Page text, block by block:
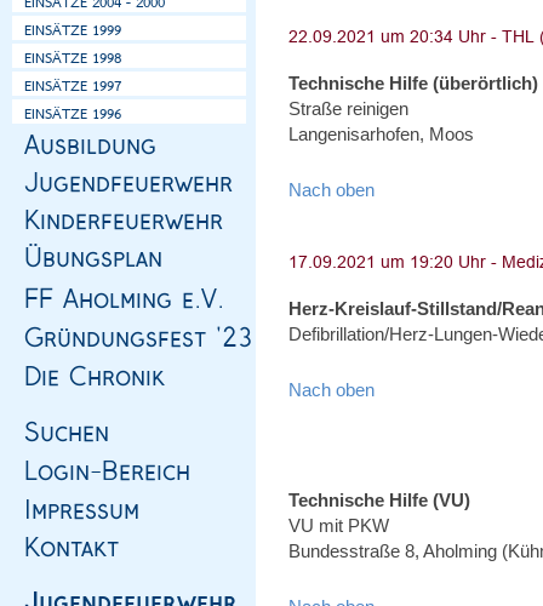
Technische Hilfe (überörtlich)
Straße reinigen
Langenisarhofen, Moos
Nach oben
Herz-Kreislauf-Stillstand/
Defibrillation/Herz-Lungen-
Nach oben
Technische Hilfe (VU)
VU mit PKW
Bundesstraße 8, Aholming